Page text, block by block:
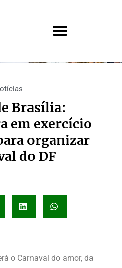
Brasília:
em exercício
organizar
do DF
o Carnaval do amor, da